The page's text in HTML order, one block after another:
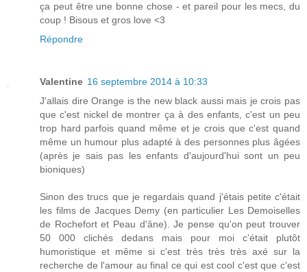
ça peut être une bonne chose - et pareil pour les mecs, du
coup ! Bisous et gros love <3
Répondre
Valentine 16 septembre 2014 à 10:33
J'allais dire Orange is the new black aussi mais je crois pas
que c'est nickel de montrer ça à des enfants, c'est un peu
trop hard parfois quand même et je crois que c'est quand
même un humour plus adapté à des personnes plus âgées
(après je sais pas les enfants d'aujourd'hui sont un peu
bioniques)
Sinon des trucs que je regardais quand j'étais petite c'était
les films de Jacques Demy (en particulier Les Demoiselles
de Rochefort et Peau d'âne). Je pense qu'on peut trouver
50 000 clichés dedans mais pour moi c'était plutôt
humoristique et même si c'est très très très axé sur la
recherche de l'amour au final ce qui est cool c'est que c'est